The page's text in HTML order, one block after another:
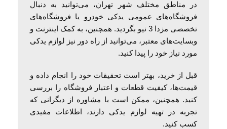
در مناطق مختلف شهر تهران، می‌توانید به دنبال
فروشگاه‌های عمومی یدکی خودرو یا فروشگاه‌های
تخصصی مزدا 3 نیو بگردید. همچنین، به کمک اینترنت و
وبسایت‌های معتبر، می‌توانید از راه دور نیز لوازم یدکی
مورد نیاز خود را پیدا کنید.
قبل از خرید، بهتر است تحقیقات خود را انجام داده و
قیمت‌ها، کیفیت قطعات و اعتبار فروشگاه را بررسی
کنید. همچنین، ممکن است با مشاوره از دیگرانی که
تجربه در تهیه لوازم یدکی دارند، اطلاعات مفیدی
کسب کنید.